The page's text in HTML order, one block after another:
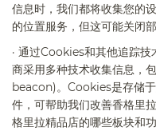
信息时，我们都将收集您的
的位置服务，但这可能关闭部
· 通过Cookies和其他追踪技
商采用多种技术收集信息，
beacon)。 Cookies是存储
件，可帮助我们改善香格里
格里拉精品店的哪些板块和